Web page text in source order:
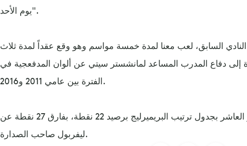
يوم الأحد".
السابق، لعب معنا لمدة خمسة مواسم وهو وقع عقداً لمدة ثلاث
دفاع المدرب المساعد لمانشستر سيتي عن ألوان المدفعجية في
الفترة بين عامي 2011 و2016.
ويحتل آرسنال، المركز العاشر بجدول ترتيب البريميرليج برصيد 22 نقطة، بفارق 27 نقطة عن
ليفربول صاحب الصدارة.